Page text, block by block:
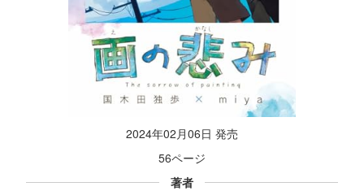
2024年02月06日 発売
56ページ
著者